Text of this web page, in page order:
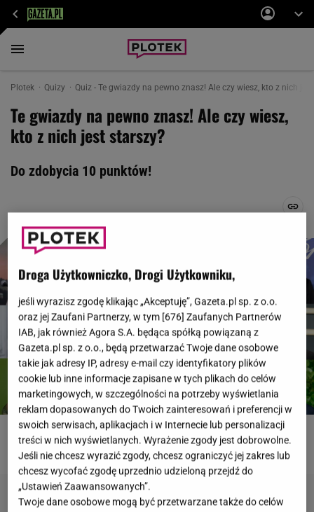
Plotek Quizy Quiz - Te gwiazdy na pewno znasz! Ale czy wiesz, kto z nich
Te gwiazdy na pewno znasz! Ale czy wiesz,
kto z nich jest starszy?
Do zdobycia 10 punktów!
ROZWIĄŻ QUIZ
Droga Użytkowniczko, Drogi Użytkowniku,
jeśli wyrazisz zgodę klikając „Akceptuję”, Gazeta.pl sp. z o.o.
oraz jej Zaufani Partnerzy, w tym [676] Zaufanych Partnerów
IAB, jak również Agora S.A. będąca spółką powiązaną z
Gazeta.pl sp. z o.o., będą przetwarzać Twoje dane osobowe
takie jak adresy IP, adresy e-mail czy identyfikatory plików
cookie lub inne informacje zapisane w tych plikach do celów
marketingowych, w szczególności na potrzeby wyświetlania
reklam dopasowanych do Twoich zainteresowań i preferencji w
swoich serwisach, aplikacjach i w Internecie lub personalizacji
treści w nich wyświetlanych. Wyrażenie zgody jest dobrowolne.
Jeśli nie chcesz wyrazić zgody, chcesz ograniczyć jej zakres lub
chcesz wycofać zgodę uprzednio udzieloną przejdź do
„Ustawień Zaawansowanych”.
Twoje dane osobowe mogą być przetwarzane także do celów